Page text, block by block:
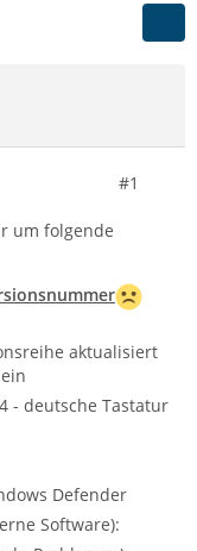
#1
um folgende
aktualisiert
- deutsche Tastatur
Defender
Software):